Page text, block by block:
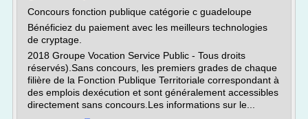
Concours fonction publique catégorie c guadeloupe
Bénéficiez du paiement avec les meilleurs technologies
de cryptage.
2018 Groupe Vocation Service Public - Tous droits
réservés).Sans concours, les premiers grades de chaque
filière de la Fonction Publique Territoriale correspondant à
des emplois dexécution et sont généralement accessibles
directement sans concours.Les informations sur le...